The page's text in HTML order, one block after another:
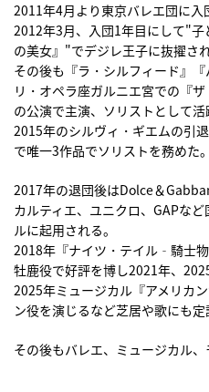
2011年4月より東京バレエ団に入
2012年3月、入団1年目にして"
の美女』"でデジレ王子に抜擢され
その後も『ラ・シルフィード』
リ・オペラ座ガルニエ宮での『
の公演で主演、ソリストとして活
2015年のシルヴィ・ギエムの引
で唯一3作品でソリストを務めた。
2017年の退団後はDolce＆
カルティエ、ユニクロ、GAPな
ルに起用される。
2018年『ナイツ・テイル‐騎士
牡鹿役で好評を博し2021年、
2025年ミュージカル『アメリカ
ン役を演じるなど芝居や歌にも定
その後もバレエ、ミュージカル、